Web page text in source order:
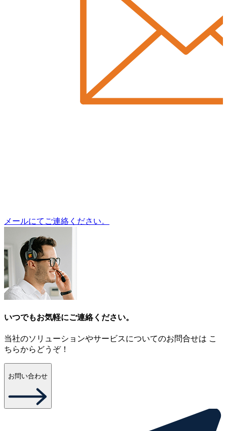
メールにてご連絡ください。
いつでもお気軽にご連絡ください。
当社のソリューションやサービスについてのお問合せは こ
ちらからどうぞ！
お問い合わせ